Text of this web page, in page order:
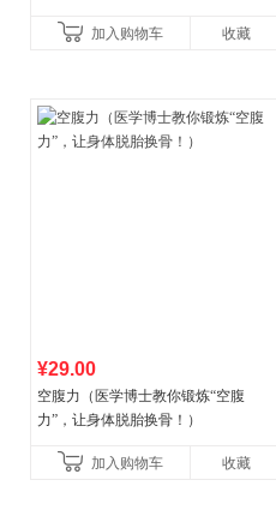
加入购物车
收藏
¥29.00
空腹力（医学博士教你锻炼“空腹
力”，让身体脱胎换骨！）
加入购物车 收藏